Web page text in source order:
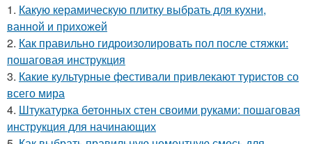
1. Какую керамическую плитку выбрать для кухни,
ванной и прихожей
2. Как правильно гидроизолировать пол после стяжки:
пошаговая инструкция
3. Какие культурные фестивали привлекают туристов со
всего мира
4. Штукатурка бетонных стен своими руками: пошаговая
инструкция для начинающих